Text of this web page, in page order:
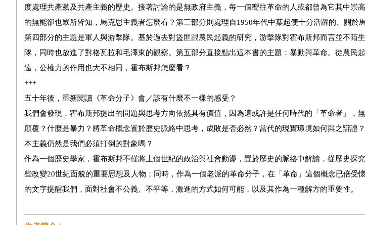
度處理共產黨及共產主義的歷史。接著討論的是無政府主義，每一個嚮往革命的人或都曾為它其中崇
的無能卻也眾所皆知，馬克思主義者怎麼看？第三部分則處理自1950年代中葉起便十分活躍的、關於
第四部分的主題是軍人與游擊隊。基於過去對盜匪跟農民起義的研究，游擊隊對霍布斯邦而言並不陌
隊，同時也放進了對格瓦拉和毛澤東的觀察。第五部分直接點出這本書的主題：暴動與革命。從農民
遠，公權力的作用也大不相同，霍布斯邦怎麼看？
+++
五十年後，重新閱讀《革命分子》會／該有什麼不一樣的感受？
我們會發現，霍布斯邦提出的問題與思考方向依然具有價值，因為這或許是任何時代的「革命者」，
顛覆？什麼是暴力？將革命概念置於歷史脈絡中思考，成敗是否必然？當代的現實環境如何與之辯證
本主義仍然是我們必須打倒的對象嗎？
作為一個歷史學家，霍布斯邦不僅將上個世紀的政治與社會動盪，置於歷史的脈絡中解讀，從歷史探
些改變20世紀面貌的重要思想及人物；同時，作為一個老派的革命分子，在「革命」這個概念已倍受
的文字提醒我們，面對社會不公義、不平等，激進的方式如何可能，以及其作為一種解方的重要性。